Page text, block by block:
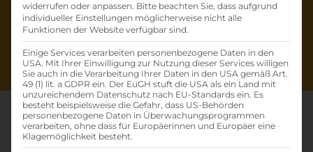
Andere Lehrstelle suchen
widerrufen oder anpassen. Bitte beachten Sie, dass aufgrund
individueller Einstellungen möglicherweise nicht alle
Funktionen der Website verfügbar sind.
Einige Services verarbeiten personenbezogene Daten in den
USA. Mit Ihrer Einwilligung zur Nutzung dieser Services willigen
Sie auch in die Verarbeitung Ihrer Daten in den USA gemäß Art.
49 (1) lit. a GDPR ein. Der EuGH stuft die USA als ein Land mit
unzureichendem Datenschutz nach EU-Standards ein. Es
besteht beispielsweise die Gefahr, dass US-Behörden
personenbezogene Daten in Überwachungsprogrammen
verarbeiten, ohne dass für Europäerinnen und Europäer eine
Klagemöglichkeit besteht.